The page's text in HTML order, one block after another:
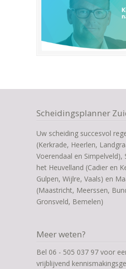
Scheidingsplanner
Uw scheiding succesvol
(Kerkrade, Heerlen,
Voerendaal en Simpelveld),
het Heuvelland (Cadier en
Gulpen, Wijlre, Vaals) en
(Maastricht, Meerssen,
Gronsveld, Bemelen)
Meer weten?
Bel 06 - 505 037 97 voor
vrijblijvend